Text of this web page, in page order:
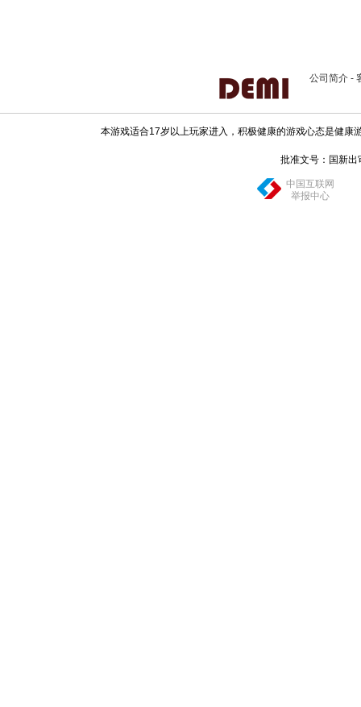
公司简介 -
本游戏适合17岁以上玩家进入，积极健康的游戏心态是健
批准文号：国新
中国互联网
举报中心